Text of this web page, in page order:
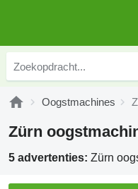
Oogstmachines
Zürn
5 advertenties: Zürn